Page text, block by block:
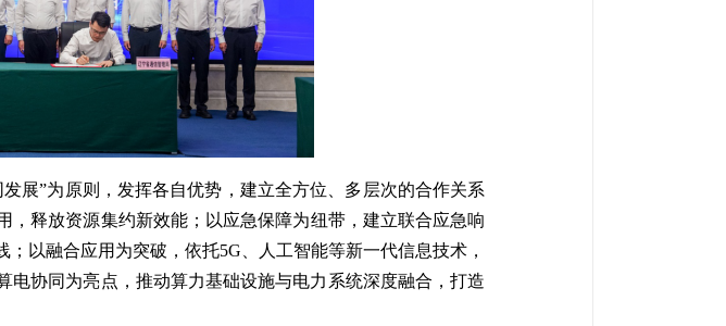
发展”为原则， 发挥各自优势 ， 建立全方位、多层次的合作关系
，释放资源集约新效能；以应急保障为纽带，建立联合应急响
以融合应用为突破，依托5G、人工智能等新一代信息技术，
协同为亮点，推动算力基础设施与电力系统深度融合，打造